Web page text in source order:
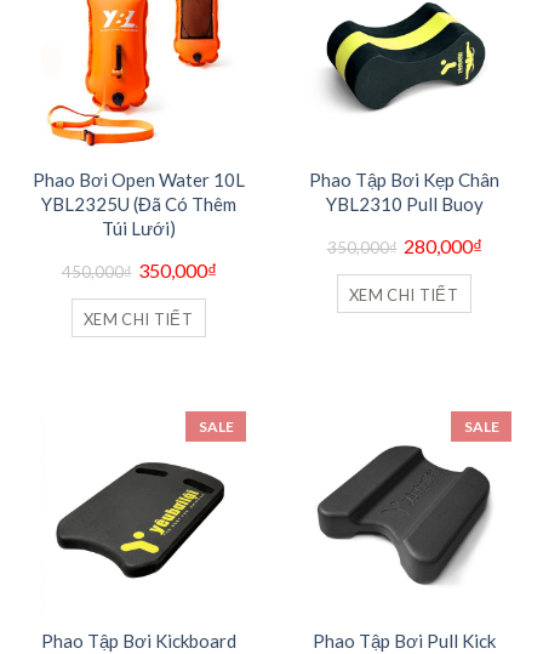
Phao Bơi Open Water 10L
YBL2325U (Đã Có Thêm
Túi Lưới)
450,000₫
Giá
gốc
là:
450,000₫.
350,000₫Giá
hiện
XEM CHI TIẾT
Phao Tập Bơi Kẹp Chân
YBL2310 Pull Buoy
350,000₫
Giá
gốc
là:
350,000₫.
280,000₫Giá
hiện
XEM CHI TIẾT
SALE
Phao Tập Bơi Kickboard
SALE
Phao Tập Bơi Pull Kick